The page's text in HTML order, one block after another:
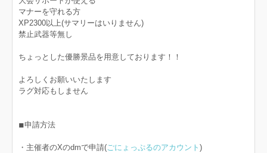
マナーを守れる方
XP2300以上(サマリーはいりません)
禁止武器等無し
ちょっとした優勝景品を用意しております！！
よろしくお願いいたします
ラグ対応もしません
◾︎申請方法
・主催者のXのdmで申請( ごにょっぷるのアカウント )